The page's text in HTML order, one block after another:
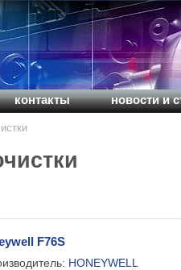
контакты новости и
F76S
HONEYWELL